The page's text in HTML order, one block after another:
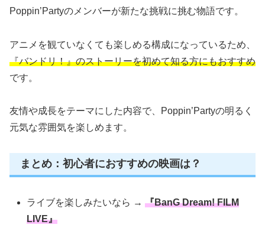
Poppin’Partyのメンバーが新たな挑戦に挑む物語です。
アニメを観ていなくても楽しめる構成になっているため、
『バンドリ！』のストーリーを初めて知る方にもおすすめ
です。
友情や成長をテーマにした内容で、Poppin’Partyの明るく
元気な雰囲気を楽しめます。
まとめ：初心者におすすめの映画は？
ライブを楽しみたいなら →『BanG Dream! FILM
LIVE』